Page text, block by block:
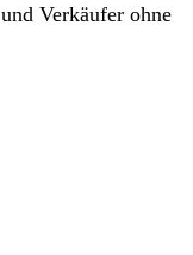
Verkäufer ohne